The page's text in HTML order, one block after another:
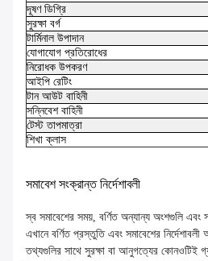
দূষণ ডিগ্রি
সুরক্ষা বর্গ
টার্মিনাল উপাদান
যোগাযোগ প্রতিরোধের
নিরোধক উপকরণ
আইপি রেটিং
টান আউট বাহিনী
সন্নিবেশ বাহিনী
টেস্ট তাপমাত্রা
শিখা ক্লাস
সমাবেশ সংক্রান্ত নির্দেশাবলী
স্ব সমাবেশের সময়, বর্ণিত অন্যান্য অংশগুলি এবং
এখানে বর্ণিত প্রস্তুতি এবং সমাবেশের
তথ্যগুলির সাথে সুরক্ষা বা আনুগত্যের কোনওটিই